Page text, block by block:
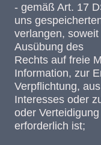
- gemäß Art. 17
uns
verlangen,
Ausübung des
Rechts auf freie
Information, zur
Verpflichtung,
Interesses oder
oder
erforderlich ist;